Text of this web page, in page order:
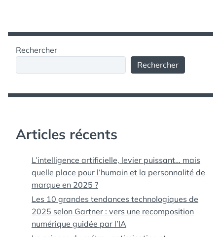
Rechercher
Rechercher
Articles récents
L’intelligence artificielle, levier puissant… mais
quelle place pour l’humain et la personnalité de
marque en 2025 ?
Les 10 grandes tendances technologiques de
2025 selon Gartner : vers une recomposition
numérique guidée par l’IA